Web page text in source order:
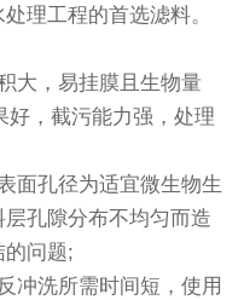
理工程的首选滤料。
，易挂膜且生物量
好，截污能力强，处理
孔径为适宜微生物生
孔隙分布不均匀而造
的问题;
洗所需时间短，使用